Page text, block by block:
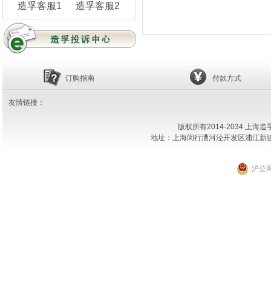
造孚客服1 造孚客服2
订购指南 付款方式
友情链接：
版权所有2014-2034 上海造
地址：上海闵行漕河泾开发区浦江
沪公